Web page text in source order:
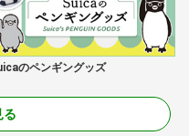
のペンギングッズ
る